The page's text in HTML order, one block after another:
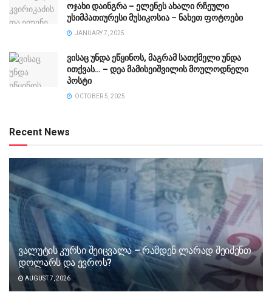
ოჯახი დაინგრა – ელენეს ახალი რჩეული
უსიმპათიურესი მუსიკოსია – ნახეთ ფოტოები
JANUARY 7, 2025
ვისაც უნდა ეწყინოს, მაგრამ სათქმელი უნდა
ითქვას… – დეა მამისეიშვილის მოულოდნელი
პოსტი
OCTOBER 5, 2025
Recent News
ვალუტის კურსი შეიცვალა – რამდენ ლარად შეიძენთ
დოლარს და ევროს?
AUGUST 7, 2026